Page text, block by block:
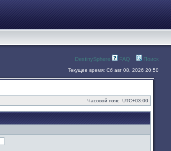
DestinySphere FAQ Поиск
Текущее время: Сб авг 08, 2026 20:50
Часовой пояс: UTC+03:00